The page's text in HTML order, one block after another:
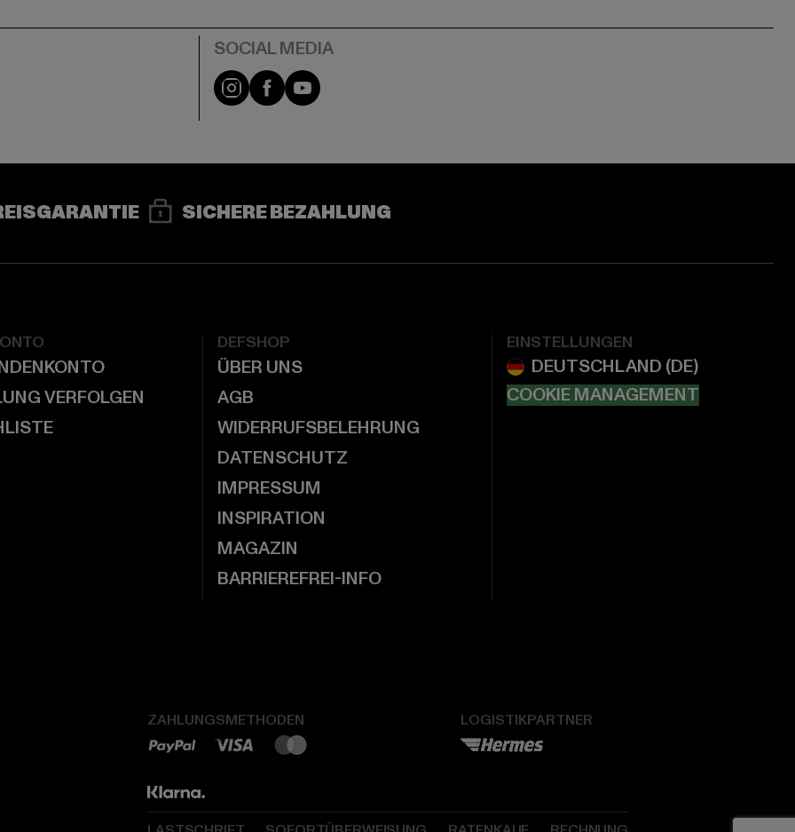
Instagram
FacebookYouTube
SICHERE BEZAHLUNG
VERFOLGEN
DEFSHOP
ÜBER UNS
AGB
WIDERRUFSBELEHRUNG
DATENSCHUTZ
IMPRESSUM
INSPIRATION
MAGAZIN
BARRIEREFREI-INFO
EINSTELLUNGEN
COOKIE MANAGEMENT
ZAHLUNGSMETHODEN LOGISTIKPARTNER